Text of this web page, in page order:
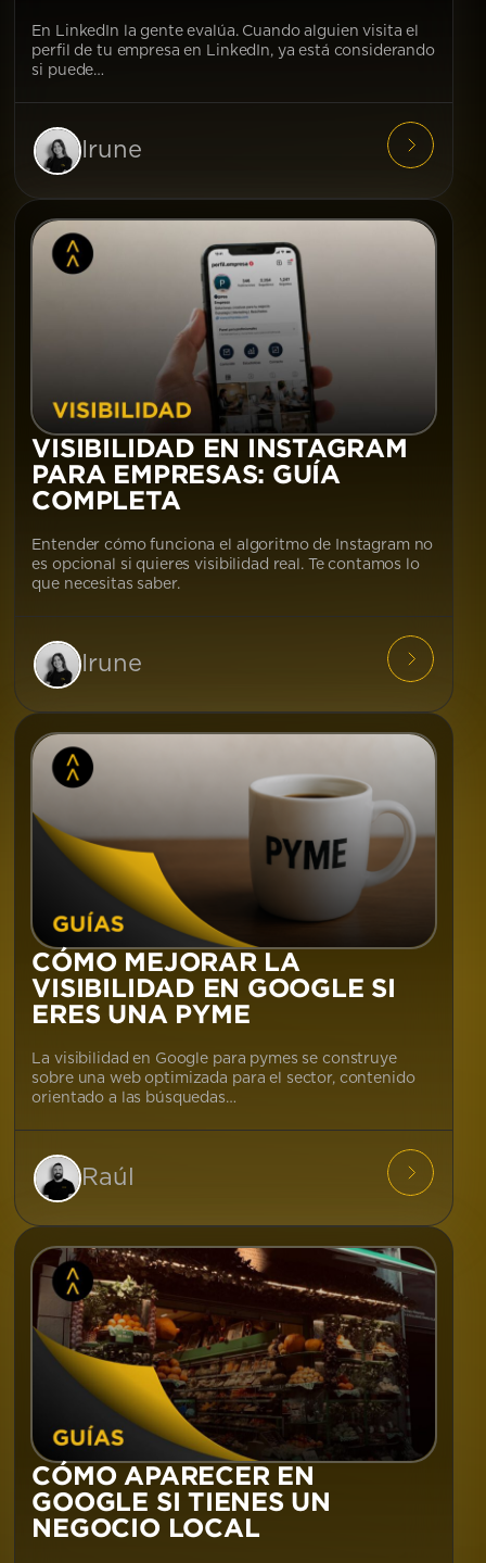
En LinkedIn la gente evalúa. Cuando alguien visita el
perfil de tu empresa en LinkedIn, ya está considerando
si puede…
Irune
VISIBILIDAD EN INSTAGRAM
PARA EMPRESAS: GUÍA
COMPLETA
Entender cómo funciona el algoritmo de Instagram no
es opcional si quieres visibilidad real. Te contamos lo
que necesitas saber.
Irune
CÓMO MEJORAR LA
VISIBILIDAD EN GOOGLE SI
ERES UNA PYME
La visibilidad en Google para pymes se construye
sobre una web optimizada para el sector, contenido
orientado a las búsquedas…
Raúl
CÓMO APARECER EN
GOOGLE SI TIENES UN
NEGOCIO LOCAL